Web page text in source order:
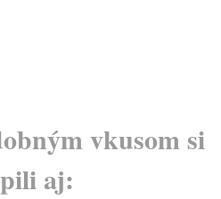
vkusom si
aj: